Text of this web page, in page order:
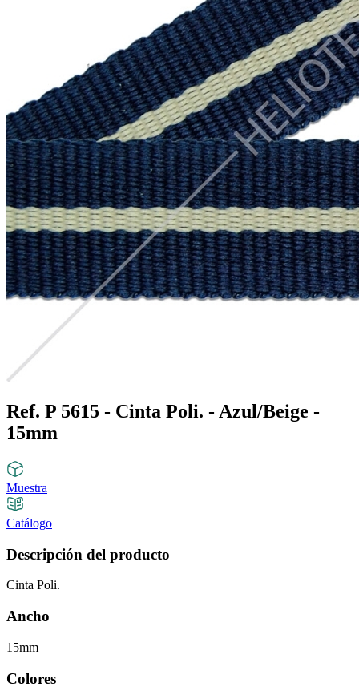
Ref. P 5615 - Cinta Poli. - Azul/Beige -
15mm
Muestra
Catálogo
Descripción del producto
Cinta Poli.
Ancho
15mm
Colores